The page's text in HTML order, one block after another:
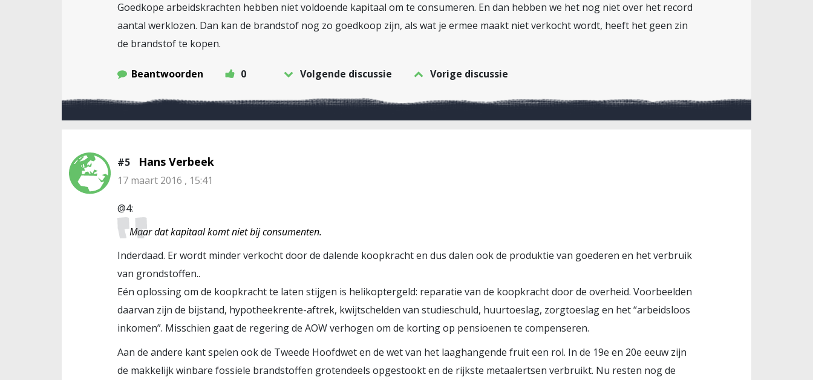
Goedkope arbeidskrachten hebben niet voldoende kapitaal om te consumeren. En dan hebben we het nog niet over het record
aantal werklozen. Dan kan de brandstof nog zo goedkoop zijn, als wat je ermee maakt niet verkocht wordt, heeft het geen zin
de brandstof te kopen.
Beantwoorden 0 Volgende discussie Vorige discussie
#5 Hans Verbeek
17 maart 2016 , 15:41
@4:
Maar dat kapitaal komt niet bij consumenten.
Inderdaad. Er wordt minder verkocht door de dalende koopkracht en dus dalen ook de produktie van goederen en het verbruik
van grondstoffen..
Eén oplossing om de koopkracht te laten stijgen is helikoptergeld: reparatie van de koopkracht door de overheid. Voorbeelden
daarvan zijn de bijstand, hypotheekrente-aftrek, kwijtschelden van studieschuld, huurtoeslag, zorgtoeslag en het “arbeidsloos
inkomen”. Misschien gaat de regering de AOW verhogen om de korting op pensioenen te compenseren.
Aan de andere kant spelen ook de Tweede Hoofdwet en de wet van het laaghangende fruit een rol. In de 19e en 20e eeuw zijn
de makkelijk winbare fossiele brandstoffen grotendeels opgestookt en de rijkste metaalertsen verbruikt. Nu resten nog de